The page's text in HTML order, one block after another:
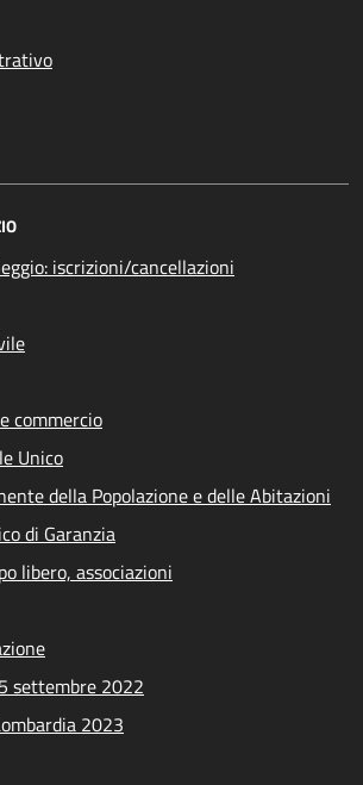
iscrizioni/cancellazioni
commercio
Unico
della Popolazione e delle Abitazioni
di Garanzia
libero, associazioni
settembre 2022
2023